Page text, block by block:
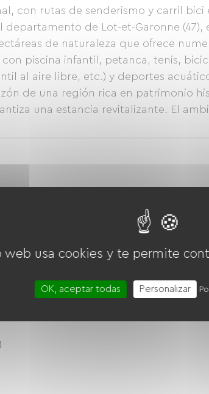
con rutas de senderismo y carril bici
departamento de Lot-et-Garonne (47),
de naturaleza que ofrece
piscina infantil, petanca, tenis,
al aire libre, etc.) y deportes
de una región rica en patrimonio
una estancia revitalizante. El
web usa cookies y te permite
OK, aceptar todas Personalizar